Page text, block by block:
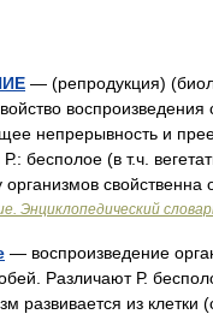
— (репродукция)
воспроизведения
непрерывность и
бесполое (в т.ч.
свойственна
Энциклопедический
— воспроизведение
Различают Р.
развивается из клетки